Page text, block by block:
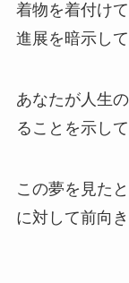
着物を着付け
進展を暗示して
あなたが人生
ることを示して
この夢を見た
に対して前向